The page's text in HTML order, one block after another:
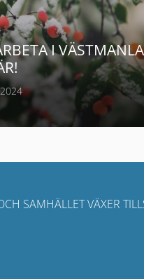
I
SAMHÄLLET VÄXER